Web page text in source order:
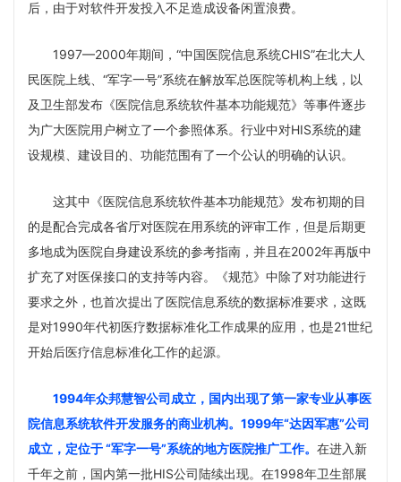
后，由于对软件开发投入不足造成设备闲置浪费。
1997—2000年期间，“中国医院信息系统CHIS”在北大人
民医院上线、“军字一号”系统在解放军总医院等机构上线，以
及卫生部发布《医院信息系统软件基本功能规范》等事件逐步
为广大医院用户树立了一个参照体系。行业中对HIS系统的建
设规模、建设目的、功能范围有了一个公认的明确的认识。
这其中《医院信息系统软件基本功能规范》发布初期的目
的是配合完成各省厅对医院在用系统的评审工作，但是后期更
多地成为医院自身建设系统的参考指南，并且在2002年再版中
扩充了对医保接口的支持等内容。《规范》中除了对功能进行
要求之外，也首次提出了医院信息系统的数据标准要求，这既
是对1990年代初医疗数据标准化工作成果的应用，也是21世纪
开始后医疗信息标准化工作的起源。
1994年众邦慧智公司成立，国内出现了第一家专业从事医
院信息系统软件开发服务的商业机构。1999年“达因军惠”公司
成立，定位于 “军字一号”系统的地方医院推广工作。 在进入新
千年之前，国内第一批HIS公司陆续出现。在1998年卫生部展